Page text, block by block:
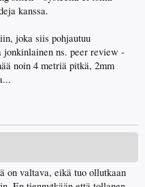
kanssa.
joka siis pohjautuu
jonkinlainen ns. peer review -
noin 4 metriä pitkä, 2mm
on valtava, eikä tuo ollutkaan